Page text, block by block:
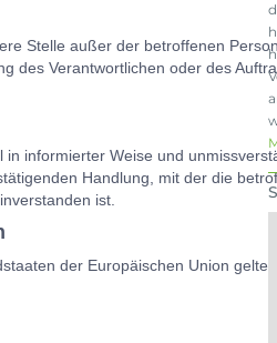
Stelle außer der betroffenen
des Verantwortlichen oder des
informierter Weise und
Handlung, mit der die
ist.
der Europäischen Union